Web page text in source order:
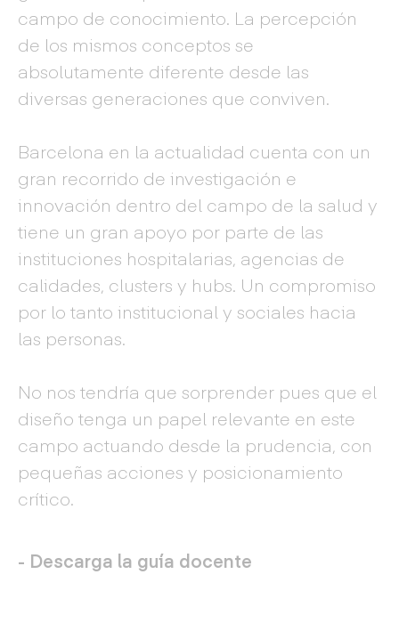
campo de conocimiento. La percepción
de los mismos conceptos se
absolutamente diferente desde las
diversas generaciones que conviven.
Barcelona en la actualidad cuenta con un
gran recorrido de investigación e
innovación dentro del campo de la salud y
tiene un gran apoyo por parte de las
instituciones hospitalarias, agencias de
calidades, clusters y hubs. Un compromiso
por lo tanto institucional y sociales hacia
las personas.
No nos tendría que sorprender pues que el
diseño tenga un papel relevante en este
campo actuando desde la prudencia, con
pequeñas acciones y posicionamiento
crítico.
- Descarga la guía docente